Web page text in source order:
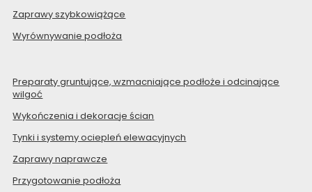
Zaprawy szybkowiążące
Wyrównywanie podłoża
Preparaty gruntujące, wzmacniające podłoże i odcinające
wilgoć
Wykończenia i dekoracje ścian
Tynki i systemy ociepleń elewacyjnych
Zaprawy naprawcze
Przygotowanie podłoża